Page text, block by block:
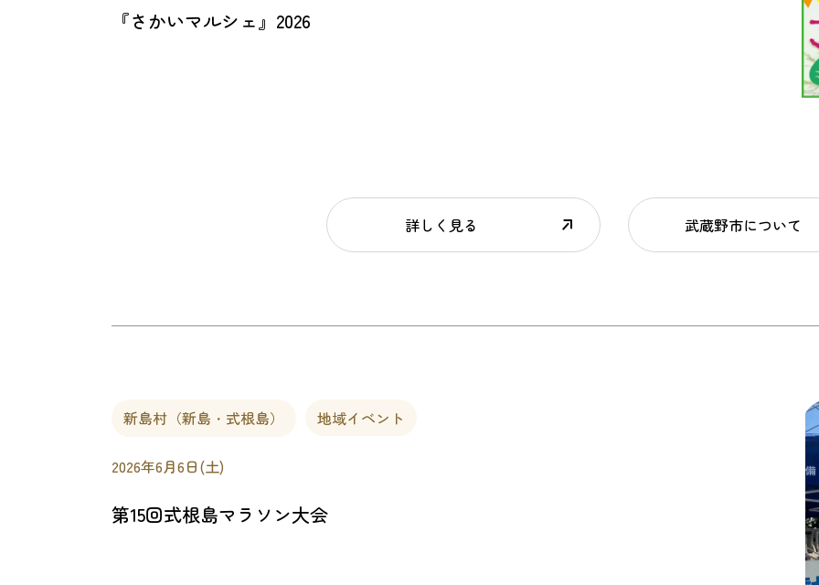
『さかいマルシェ』2026
詳しく見る 武蔵野市について
新島村（新島・式根島） 地域イベント
2026年6月6日(土)
第15回式根島マラソン大会